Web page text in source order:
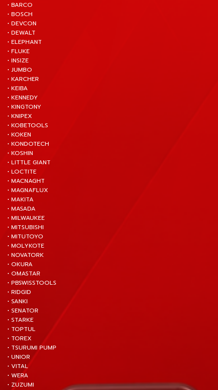
• BARCO
• BOSCH
• DEVCON
• DEWALT
• ELEPHANT
• FLUKE
• INSIZE
• JUMBO
• KARCHER
• KEIBA
• KENNEDY
• KINGTONY
• KNIPEX
• KOBETOOLS
• KOKEN
• KONDOTECH
• KOSHIN
• LITTLE GIANT
• LOCTITE
• MACNAGHT
• MAGNAFLUX
• MAKITA
• MASADA
• MILWAUKEE
• MITSUBISHI
• MITUTOYO
• MOLYKOTE
• NOVATORK
• OKURA
• OMASTAR
• PBSWISSTOOLS
• RIDGID
• SANKI
• SENATOR
• STARKE
• TOPTUL
• TOREX
• TSURUMI PUMP
• UNIOR
• VITAL
• WERA
• ZUZUMI